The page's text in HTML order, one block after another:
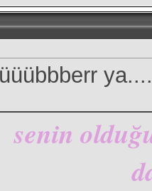
senin